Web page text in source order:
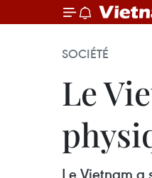
SOCIÉTÉ
Le
Le Vietnam a